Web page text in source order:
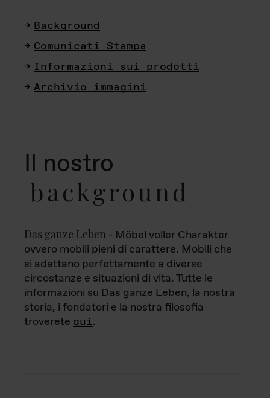
Background
Comunicati Stampa
Informazioni sui prodotti
Archivio immagini
Il nostro
background
Das ganze Leben - Möbel voller Charakter
ovvero mobili pieni di carattere. Mobili che
si adattano perfettamente a diverse
circostanze e situazioni di vita. Tutte le
informazioni su Das ganze Leben, la nostra
storia, i fondatori e la nostra filosofia
troverete qui.